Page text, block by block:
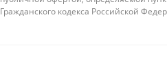
Гражданского кодекса Российской